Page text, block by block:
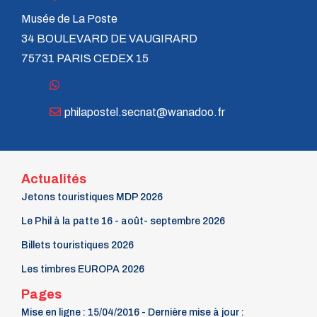
n° 117 - Octobre 2003
n° 116 - Juillet 2003
n° 114 - Janvier 2003
n° 110 - Janvier 2002
n° 106 - Janvier 2001
n° 104 - Juillet 2000
n° 103 - Avril 2000
n° 100/01 - Octobre 1999
n° 74 - Janvier 1999
Musée de La Poste
34 BOULEVARD DE VAUGIRARD
75731 PARIS CEDEX 15
philapostel.secnat@wanadoo.fr
Actualités
Jetons touristiques MDP 2026
Le Phil à la patte 16 - août- septembre 2026
Billets touristiques 2026
Les timbres EUROPA 2026
Pages
Mise en ligne : 15/04/2016 - Dernière mise à jour :